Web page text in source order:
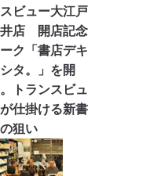
ビュー大江戸
店 開店記念
ーク「書店デキ
タ。」を開
トランスビュ
仕掛ける新書
狙い